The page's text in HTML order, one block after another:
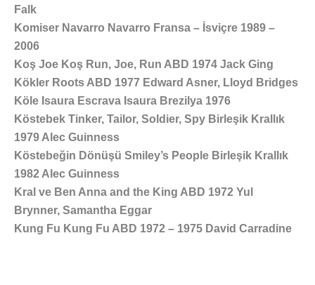
Falk
Komiser Navarro Navarro Fransa – İsviçre 1989 –
2006
Koş Joe Koş Run, Joe, Run ABD 1974 Jack Ging
Kökler Roots ABD 1977 Edward Asner, Lloyd Bridges
Köle Isaura Escrava Isaura Brezilya 1976
Köstebek Tinker, Tailor, Soldier, Spy Birleşik Krallık
1979 Alec Guinness
Köstebeğin Dönüşü Smiley’s People Birleşik Krallık
1982 Alec Guinness
Kral ve Ben Anna and the King ABD 1972 Yul
Brynner, Samantha Eggar
Kung Fu Kung Fu ABD 1972 – 1975 David Carradine